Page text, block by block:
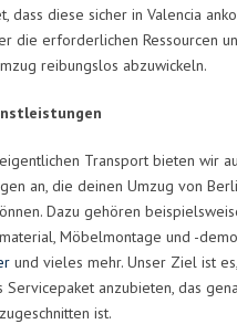
dass diese sicher in Valencia
die erforderlichen Ressourcen
reibungslos abzuwickeln.
Transport bieten wir
an, die deinen Umzug von
Dazu gehören
Möbelmontage und -
und vieles mehr. Unser Ziel ist
Servicepaket anzubieten, das
ist.